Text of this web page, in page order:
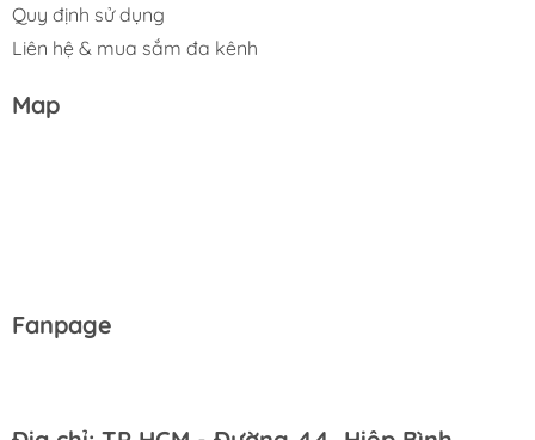
Quy định sử dụng
Liên hệ & mua sắm đa kênh
Map
Fanpage